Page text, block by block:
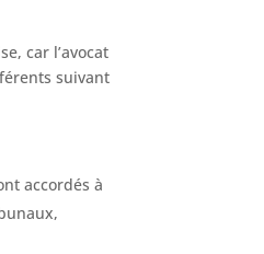
car l’avocat
suivant
accordés à